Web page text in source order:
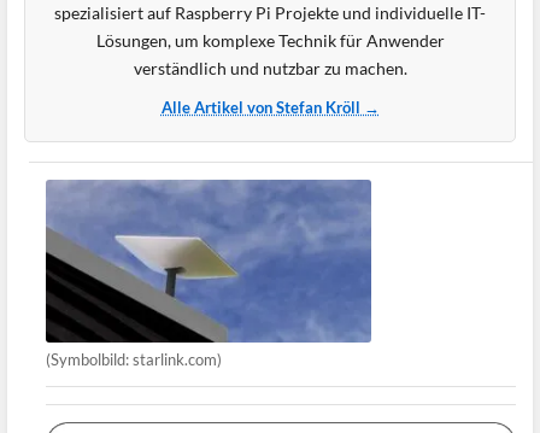
spezialisiert auf Raspberry Pi Projekte und individuelle IT-
Lösungen, um komplexe Technik für Anwender
verständlich und nutzbar zu machen.
Alle Artikel von Stefan Kröll →
(Symbolbild: starlink.com)